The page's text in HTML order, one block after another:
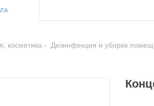
косметика Дезинфекция и уборка